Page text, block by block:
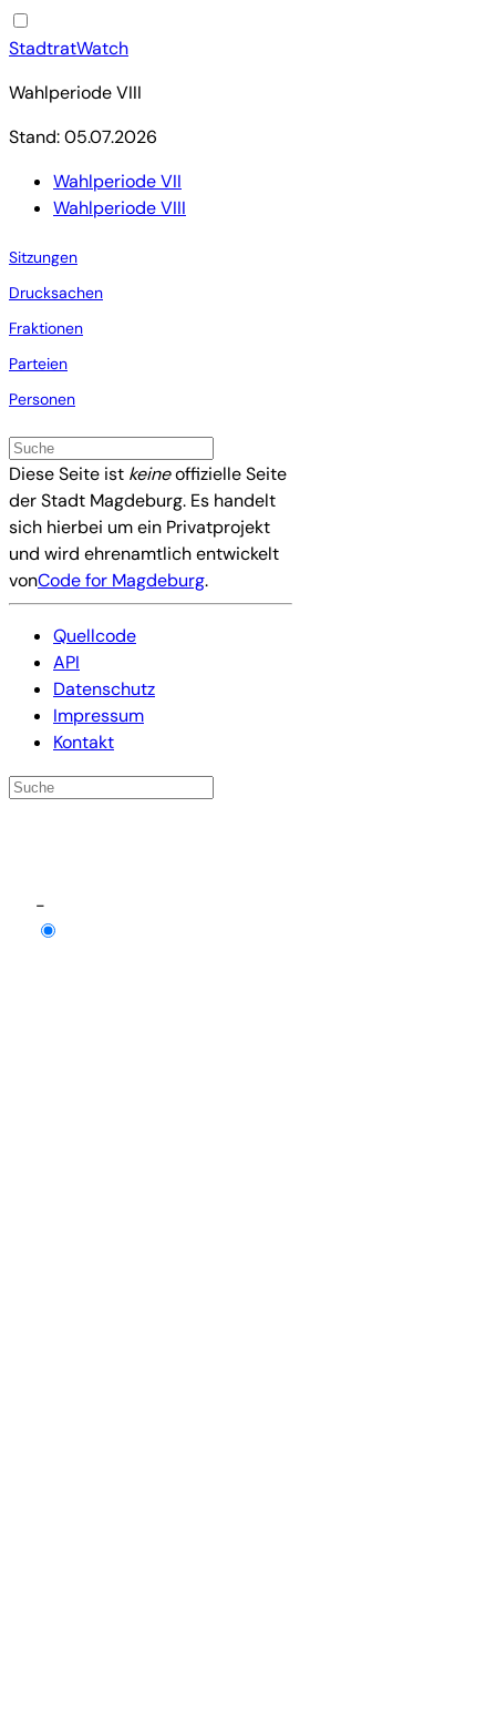
StadtratWatch
Wahlperiode VIII
Stand: 05.07.2026
Wahlperiode VII
Wahlperiode VIII
Sitzungen
Drucksachen
Fraktionen
Parteien
Personen
Diese Seite ist keineoffizielle Seite
der Stadt Magdeburg. Es handelt
sich hierbei um ein Privatprojekt
und wird ehrenamtlich entwickelt
vonCode for Magdeburg.
Quellcode
API
Datenschutz
Impressum
Kontakt
-